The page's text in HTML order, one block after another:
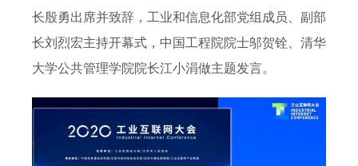
长殷勇出席并致辞，工业和信息化部党组成员、副部
长刘烈宏主持开幕式，中国工程院院士邬贺铨、清华
大学公共管理学院院长江小涓做主题发言。